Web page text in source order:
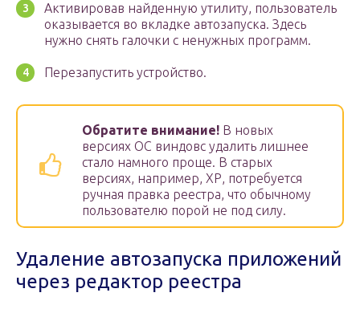
Активировав найденную утилиту, пользователь
оказывается во вкладке автозапуска. Здесь
нужно снять галочки с ненужных программ.
Перезапустить устройство.
Обратите внимание! В новых
версиях ОС виндовс удалить лишнее
стало намного проще. В старых
версиях, например, ХР, потребуется
ручная правка реестра, что обычному
пользователю порой не под силу.
Удаление автозапуска приложений
через редактор реестра